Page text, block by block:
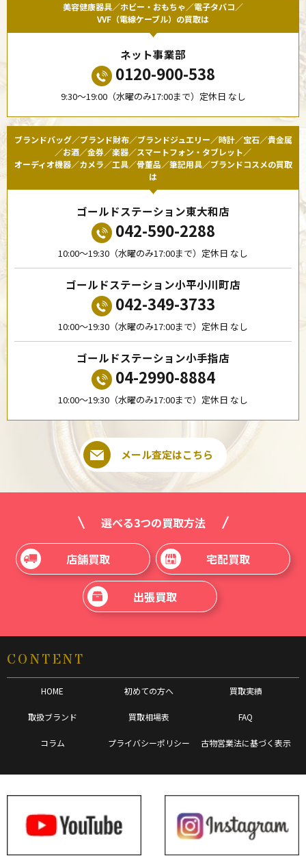
美容健康器具／ホビー・おもちゃ／電子タバコ／
VVF（電線ケーブル）の買取は
ネット事業部
0120-900-538
9:30〜19:00（水曜のみ17:00まで）定休日 なし
ブランドバッグ／ブランド財布／ブランドジュエリー／時計／宝石／貴金属
／お酒／金券／楽器／スマートフォン・タブレット／
オーディオ機器／カメラ／工具／骨董品／筆記用具／ブランドコスメの買取
は
ゴールドステーション東大和店
042-590-2288
10:00〜19:30（水曜のみ17:00まで）定休日 なし
ゴールドステーション小平小川町店
042-349-3733
10:00〜19:30（水曜のみ17:00まで）定休日 なし
ゴールドステーション小手指店
04-2990-8884
10:00〜19:30（水曜のみ17:00まで）定休日 なし
メール査定はこちら
選べる3つの買取方法
店舗買取 宅配買取
出張買取
CONTENT
HOME 初めての方へ 買取実績
取扱ブランド 買取相場表 FAQ
コラム プライバシーポリシー 古物営業法に基づく表示